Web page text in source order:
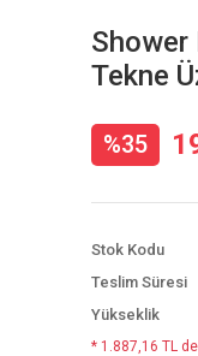
Shower
Tekne
%35
Stok Kodu
Teslim Süresi
Yükseklik
* 1.887,16 TL